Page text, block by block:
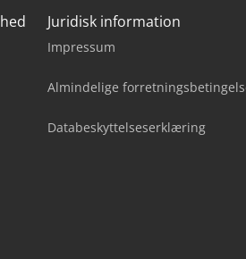
Juridisk information
Impressum
Almindelige
Databeskyttelseserklæring